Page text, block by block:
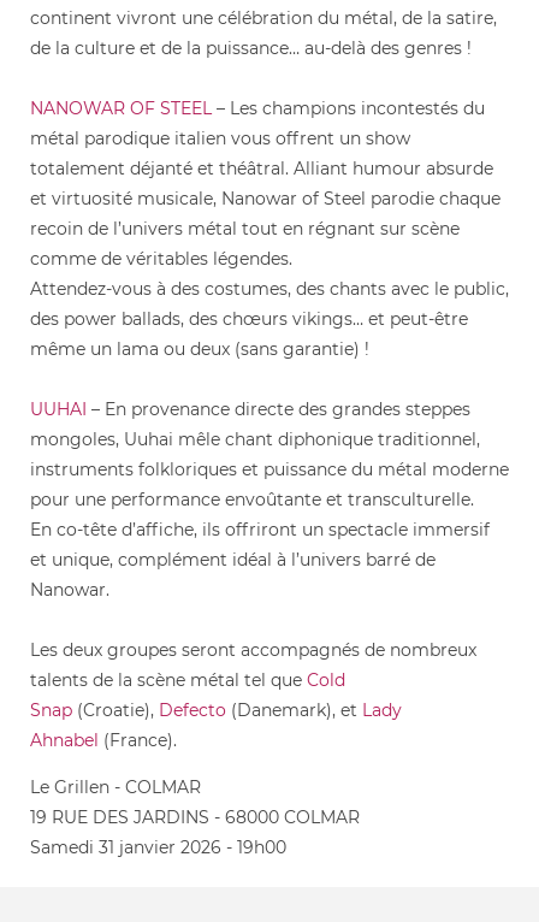
continent vivront une célébration du métal, de la satire,
de la culture et de la puissance… au-delà des genres !
NANOWAR OF STEEL– Les champions incontestés du
métal parodique italien vous offrent un show
totalement déjanté et théâtral. Alliant humour absurde
et virtuosité musicale, Nanowar of Steel parodie chaque
recoin de l’univers métal tout en régnant sur scène
comme de véritables légendes.
Attendez-vous à des costumes, des chants avec le public,
des power ballads, des chœurs vikings… et peut-être
même un lama ou deux (sans garantie) !
UUHAI – En provenance directe des grandes steppes
mongoles, Uuhai mêle chant diphonique traditionnel,
instruments folkloriques et puissance du métal moderne
pour une performance envoûtante et transculturelle.
En co-tête d’affiche, ils offriront un spectacle immersif
et unique, complément idéal à l’univers barré de
Nanowar.
Les deux groupes seront accompagnés de nombreux
talents de la scène métal tel que Cold
Snap (Croatie), Defecto (Danemark), et Lady
Ahnabel (France).
Le Grillen - COLMAR
19 RUE DES JARDINS - 68000 COLMAR
Samedi 31 janvier 2026 - 19h00